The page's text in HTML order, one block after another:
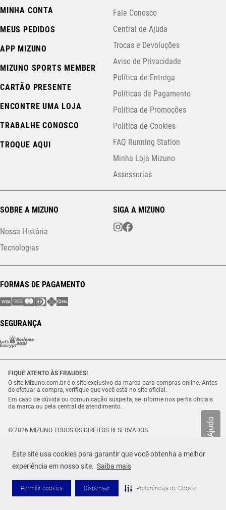
Este site usa cookies para garantir que você obtenha a melhor
experiência em nosso site. Saiba mais
Permitir cookies Dispensar Preferências de Cookie
Ajuda
MINHA CONTA
MEUS PEDIDOS
APP MIZUNO
MIZUNO SPORTS MEMBER
CARTÃO PRESENTE
ENCONTRE UMA LOJA
TRABALHE CONOSCO
TROQUE AQUI
Fale Conosco
Central de Ajuda
Trocas e Devoluções
Aviso de Privacidade
Política de Entrega
Políticas de Pagamento
Política de Promoções
Política de Cookies
FAQ Running Station
Minha Loja Mizuno
Assessorias
SOBRE A MIZUNO
Nossa História
Tecnologias
SIGA A MIZUNO
FORMAS DE PAGAMENTO
SEGURANÇA
FIQUE ATENTO ÀS FRAUDES!
O site Mizuno.com.br é o site exclusivo da marca para compras online. Antes
de efetuar a compra, verifique que você está no site oficial.
Em caso de dúvida ou comunicação suspeita, se informe nos perfis oficiais
da marca ou pela central de atendimento.
© 2026 MIZUNO TODOS OS DIREITOS RESERVADOS.
Estrada Municipal Luiz Lopes Neto, n.º 21 – Tenentes – CEP. 37.640-000 –
Extrema/MG